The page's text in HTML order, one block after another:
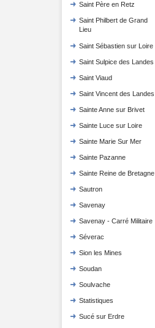
Saint Père en Retz
Saint Philbert de Grand
Lieu
Saint Sébastien sur Loire
Saint Sulpice des Landes
Saint Viaud
Saint Vincent des Landes
Sainte Anne sur Brivet
Sainte Luce sur Loire
Sainte Marie Sur Mer
Sainte Pazanne
Sainte Reine de Bretagne
Sautron
Savenay
Savenay - Carré Militaire
Séverac
Sion les Mines
Soudan
Soulvache
Statistiques
Sucé sur Erdre